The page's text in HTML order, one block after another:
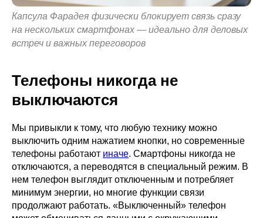
Капсула Фарадея физически блокирует связь сразу
на нескольких смартфонах — идеально для деловых
встреч и важных переговоров
Телефоны никогда не
выключаются
Мы привыкли к тому, что любую технику можно
выключить одним нажатием кнопки, но современные
телефоны работают иначе. Смартфоны никогда не
отключаются, а переводятся в специальный режим. В
нем телефон выглядит отключенным и потребляет
минимум энергии, но многие функции связи
продолжают работать. «Выключенный» телефон